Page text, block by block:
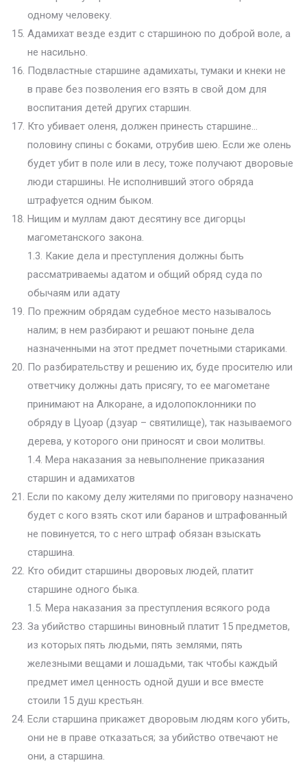
одному человеку.
Адамихат везде ездит с старшиною по доброй воле, а
не насильно.
Подвластные старшине адамихаты, тумаки и кнеки не
в праве без позволения его взять в свой дом для
воспитания детей других старшин.
Кто убивает оленя, должен принесть старшине…
половину спины с боками, отрубив шею. Если же олень
будет убит в поле или в лесу, тоже получают дворовые
люди старшины. Не исполнивший этого обряда
штрафуется одним быком.
Нищим и муллам дают десятину все дигорцы
магометанского закона.
1.3. Какие дела и преступления должны быть
рассматриваемы адатом и общий обряд суда по
обычаям или адату
По прежним обрядам судебное место называлось
налим; в нем разбирают и решают поныне дела
назначенными на этот предмет почетными стариками.
По разбирательству и решению их, буде просителю или
ответчику должны дать присягу, то ее магометане
принимают на Алкоране, а идолопоклонники по
обряду в Цуоар (дзуар – святилище), так называемого
дерева, у которого они приносят и свои молитвы.
1.4. Мера наказания за невыполнение приказания
старшин и адамихатов
Если по какому делу жителями по приговору назначено
будет с кого взять скот или баранов и штрафованный
не повинуется, то с него штраф обязан взыскать
старшина.
Кто обидит старшины дворовых людей, платит
старшине одного быка.
1.5. Мера наказания за преступления всякого рода
За убийство старшины виновный платит 15 предметов,
из которых пять людьми, пять землями, пять
железными вещами и лошадьми, так чтобы каждый
предмет имел ценность одной души и все вместе
стоили 15 душ крестьян.
Если старшина прикажет дворовым людям кого убить,
они не в праве отказаться; за убийство отвечают не
они, а старшина.